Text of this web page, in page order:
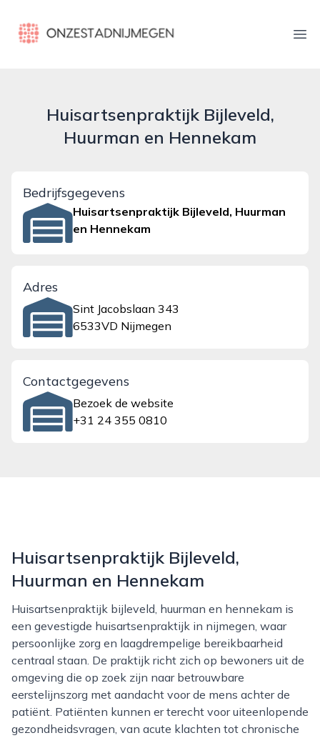
onzestadnijmegen.nl
Huisartsenpraktijk Bijleveld,
Huurman en Hennekam
Bedrijfsgegevens
Huisartsenpraktijk Bijleveld, Huurman
en Hennekam
Adres
Sint Jacobslaan 343
6533VD Nijmegen
Contactgegevens
Bezoek de website
+31 24 355 0810
Huisartsenpraktijk Bijleveld,
Huurman en Hennekam
Huisartsenpraktijk bijleveld, huurman en hennekam is
een gevestigde huisartsenpraktijk in nijmegen, waar
persoonlijke zorg en laagdrempelige bereikbaarheid
centraal staan. De praktijk richt zich op bewoners uit de
omgeving die op zoek zijn naar betrouwbare
eerstelijnszorg met aandacht voor de mens achter de
patiënt. Patiënten kunnen er terecht voor uiteenlopende
gezondheidsvragen, van acute klachten tot chronische